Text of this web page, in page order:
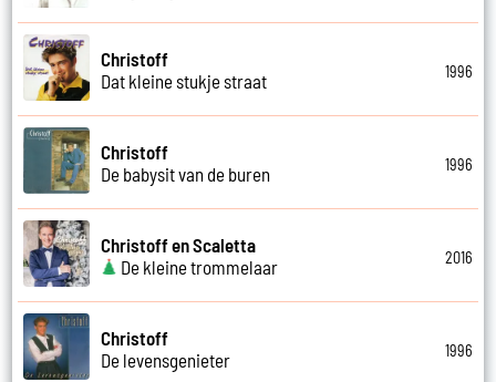
Christoff
Dat kleine stukje straat
1996
Christoff
De babysit van de buren
1996
Christoff en Scaletta
De kleine trommelaar
2016
Christoff
De levensgenieter
1996